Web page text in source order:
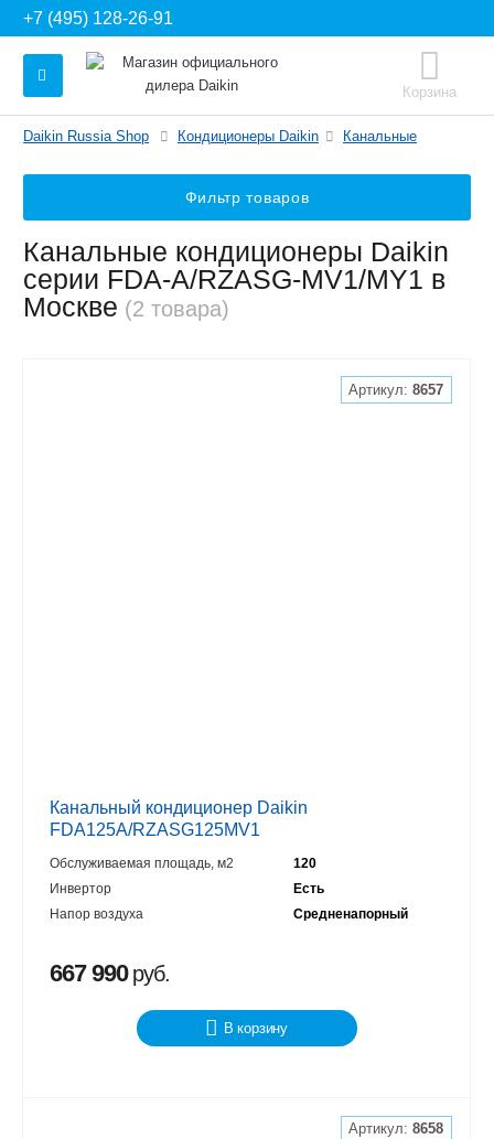
+7 (495) 128-26-91
Корзина
Daikin Russia Shop Кондиционеры Daikin Канальные
Фильтр товаров
Канальные кондиционеры Daikin
серии FDA-A/RZASG-MV1/MY1 в
Москве (2 товара)
Артикул:8657
Канальный кондиционер Daikin
FDA125A/RZASG125MV1
Обслуживаемая площадь, м2
120
Инвертор
Есть
Напор воздуха
Средненапорный
667 990руб.
В корзину
Артикул:8658